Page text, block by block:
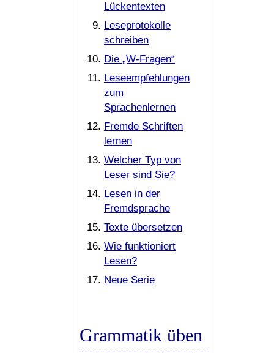
Lückentexten
Leseprotokolle
schreiben
Die „W-Fragen“
Leseempfehlungen
zum
Sprachenlernen
Fremde Schriften
lernen
Welcher Typ von
Leser sind Sie?
Lesen in der
Fremdsprache
Texte übersetzen
Wie funktioniert
Lesen?
Neue Serie
Grammatik üben